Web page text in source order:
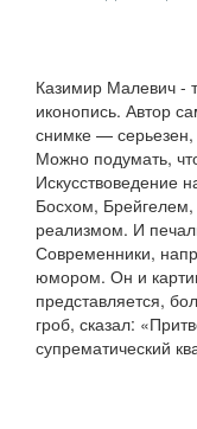
Казимир Малевич -
иконопись. Автор
снимке — серьезен,
Можно подумать,
Искусствоведение
Босхом, Брейгелем,
реализмом. И
Современники,
юмором. Он и
представляется,
гроб, сказал:
супрематический